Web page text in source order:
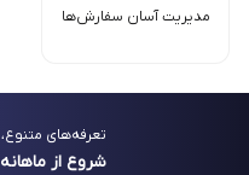
مدیریت آسان سفارش‌ها
تعرفه‌های
شروع از